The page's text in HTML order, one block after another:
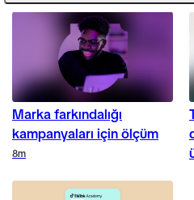
Marka farkındalığı
kampanyaları için ölçüm
Duration
8m